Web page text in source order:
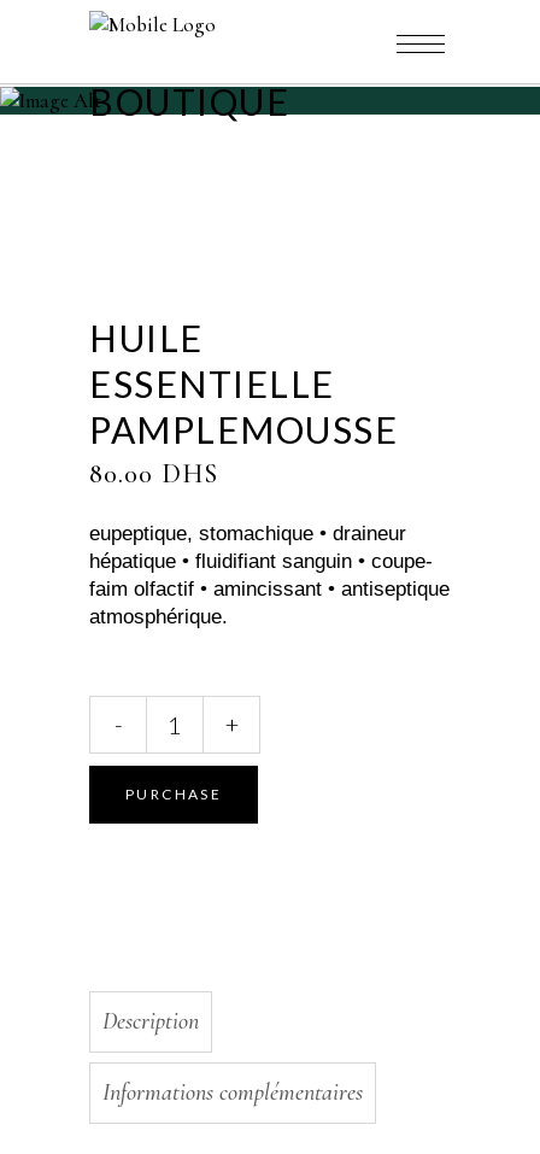
BOUTIQUE
HUILE
ESSENTIELLE
PAMPLEMOUSSE
80.00 DHS
eupeptique, stomachique • draineur
hépatique • fluidifiant sanguin • coupe-
faim olfactif • amincissant • antiseptique
atmosphérique.
essentielle
Pamplemousse
quantity
- +
PURCHASE
Description
Informations complémentaires